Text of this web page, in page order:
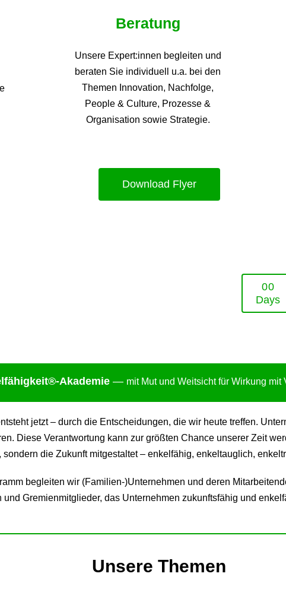
Beratung
Unsere Expert:innen begleiten und
beraten Sie individuell u.a. bei den
Themen Innovation, Nachfolge,
People & Culture, Prozesse &
Organisation sowie Strategie.
Download Flyer
00
Days
t®-Akademie — mit Mut und Weitsicht für Wirkung mit
jetzt – durch die Entscheidungen, die wir heute treffen.
Diese Verantwortung kann zur größten Chance unserer Zeit
die Zukunft mitgestaltet – enkelfähig, enkeltauglich,
begleiten wir (Familien-)Unternehmen und deren
Gremienmitglieder, das Unternehmen zukunftsfähig und
Unsere Themen